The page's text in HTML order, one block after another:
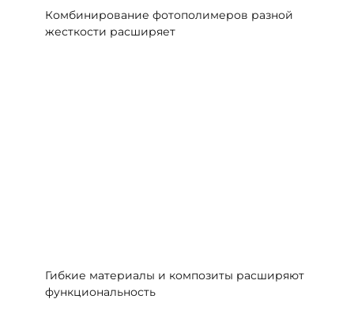
Комбинирование фотополимеров разной
жесткости расширяет
Гибкие материалы и композиты расширяют
функциональность